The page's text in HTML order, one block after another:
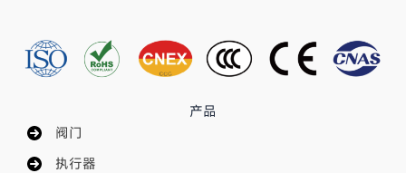
产品
阀门
执行器